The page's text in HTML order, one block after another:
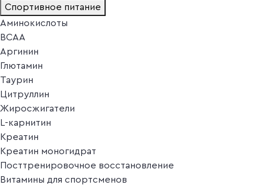
Спортивное питание
Аминокислоты
BCAA
Аргинин
Глютамин
Таурин
Цитруллин
Жиросжигатели
L-карнитин
Креатин
Креатин моногидрат
Посттренировочное восстановление
Витамины для спортсменов